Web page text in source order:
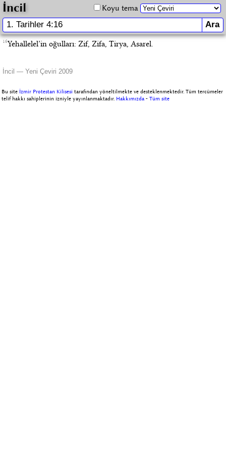
İncil Koyu tema
16Yehallelel’in oğulları: Zif, Zifa, Tirya, Asarel.
İncil — Yeni Çeviri 2009
Bu site İzmir Protestan Kilisesi tarafından yöneltilmekte ve desteklenmektedir. Tüm tercümeler
telif hakkı sahiplerinin izniyle yayınlanmaktadır. Hakkımızda -Tüm site